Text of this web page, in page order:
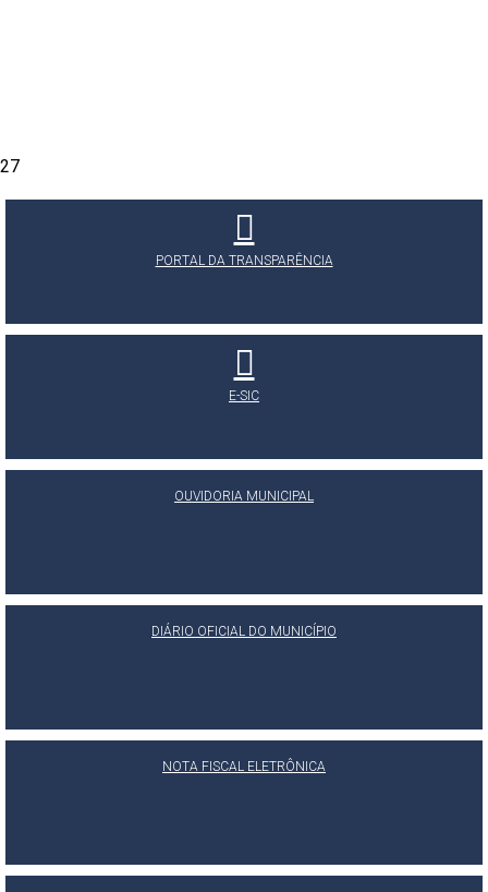
27
PORTAL DA TRANSPARÊNCIA
E-SIC
OUVIDORIA MUNICIPAL
DIÁRIO OFICIAL DO MUNICÍPIO
NOTA FISCAL ELETRÔNICA